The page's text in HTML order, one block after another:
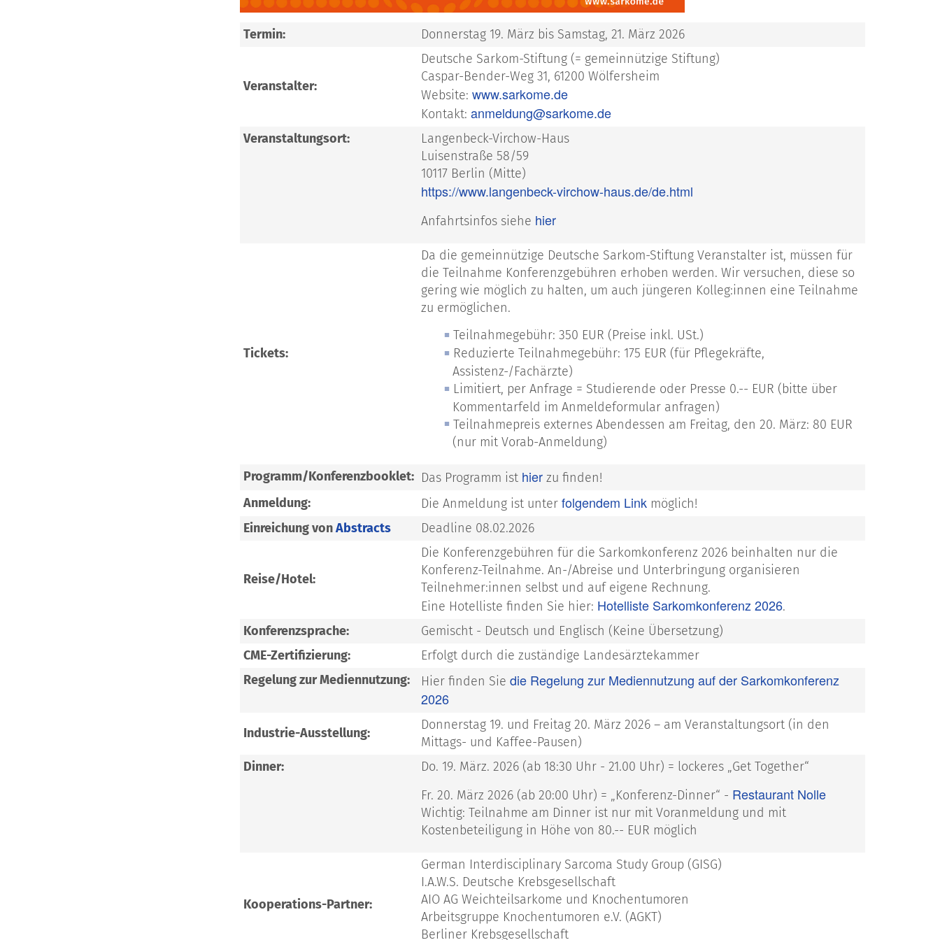
Termin: Donnerstag 19. März bis Samstag, 21. März 2026
Veranstalter:
Deutsche Sarkom-Stiftung (= gemeinnützige Stiftung)
Caspar-Bender-Weg 31, 61200 Wölfersheim
Website: www.sarkome.de
Kontakt: anmeldung@sarkome.de
Veranstaltungsort:
Langenbeck-Virchow-Haus
Luisenstraße 58/59
10117 Berlin (Mitte)
https://www.langenbeck-virchow-haus.de/de.html
Anfahrtsinfos siehe hier
Tickets:
Da die gemeinnützige Deutsche Sarkom-Stiftung Veranstalter ist, müssen für
die Teilnahme Konferenzgebühren erhoben werden. Wir versuchen, diese so
gering wie möglich zu halten, um auch jüngeren Kolleg:innen eine Teilnahme
zu ermöglichen.
Teilnahmegebühr: 350 EUR (Preise inkl. USt.)
Reduzierte Teilnahmegebühr: 175 EUR (für Pflegekräfte,
Assistenz-/Fachärzte)
Limitiert, per Anfrage = Studierende oder Presse 0.-- EUR (bitte über
Kommentarfeld im Anmeldeformular anfragen)
Teilnahmepreis externes Abendessen am Freitag, den 20. März: 80 EUR
(nur mit Vorab-Anmeldung)
Programm/Konferenzbooklet: Das Programm ist hier zu finden!
Anmeldung:
Die Anmeldung ist unter folgendem Link möglich!
Einreichung vonAbstracts Deadline 08.02.2026
Reise/Hotel:
Die Konferenzgebühren für die Sarkomkonferenz 2026 beinhalten nur die
Konferenz-Teilnahme. An-/Abreise und Unterbringung organisieren
Teilnehmer:innen selbst und auf eigene Rechnung.
Eine Hotelliste finden Sie hier: Hotelliste Sarkomkonferenz 2026.
Konferenzsprache:
Gemischt - Deutsch und Englisch (Keine Übersetzung)
CME-Zertifizierung:
Erfolgt durch die zuständige Landesärztekammer
Regelung zur Mediennutzung:
Hier finden Sie die Regelung zur Mediennutzung auf der Sarkomkonferenz
2026
Industrie-Ausstellung:
Donnerstag 19. und Freitag 20. März 2026 – am Veranstaltungsort (in den
Mittags- und Kaffee-Pausen)
Dinner:
Do. 19. März. 2026 (ab 18:30 Uhr - 21.00 Uhr) = lockeres „Get Together“
Fr. 20. März 2026 (ab 20:00 Uhr) = „Konferenz-Dinner“ - Restaurant Nolle
Wichtig: Teilnahme am Dinner ist nur mit Voranmeldung und mit
Kostenbeteiligung in Höhe von 80.-- EUR möglich
Kooperations-Partner:
German Interdisciplinary Sarcoma Study Group (GISG)
I.A.W.S. Deutsche Krebsgesellschaft
AIO AG Weichteilsarkome und Knochentumoren
Arbeitsgruppe Knochentumoren e.V. (AGKT)
Berliner Krebsgesellschaft